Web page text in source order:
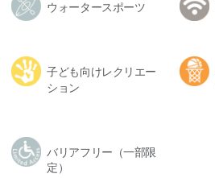
ウォータースポーツ
子ども向けレクリエー
ション
バリアフリー（一部限
定）